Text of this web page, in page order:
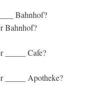
Bahnhof?
Bahnhof?
_____ Cafe?
_____ Apotheke?